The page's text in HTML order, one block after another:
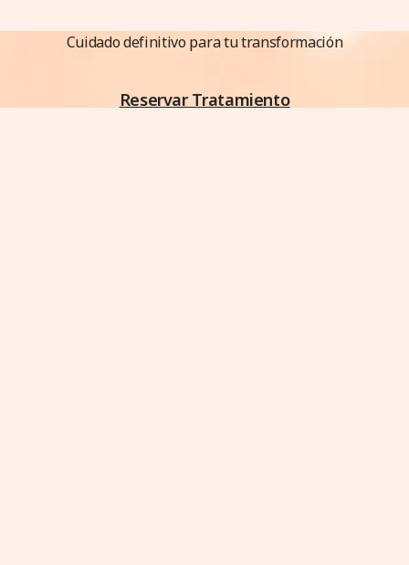
Cuidado definitivo para tu transformación
Reservar Tratamiento